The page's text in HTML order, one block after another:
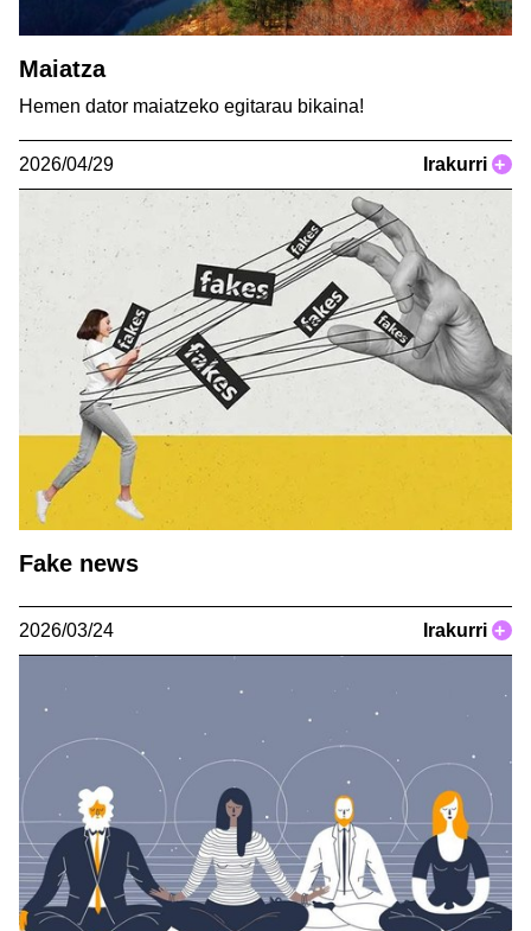
Maiatza
Hemen dator maiatzeko egitarau bikaina!
2026/04/29 Irakurri +
Fake news
2026/03/24 Irakurri +